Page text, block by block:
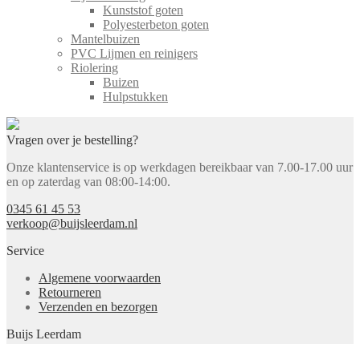
Kunststof goten
Polyesterbeton goten
Mantelbuizen
PVC Lijmen en reinigers
Riolering
Buizen
Hulpstukken
Vragen over je bestelling?
Onze klantenservice is op werkdagen bereikbaar van 7.00-17.00 uur
en op zaterdag van 08:00-14:00.
0345 61 45 53
verkoop@buijsleerdam.nl
Service
Algemene voorwaarden
Retourneren
Verzenden en bezorgen
Buijs Leerdam